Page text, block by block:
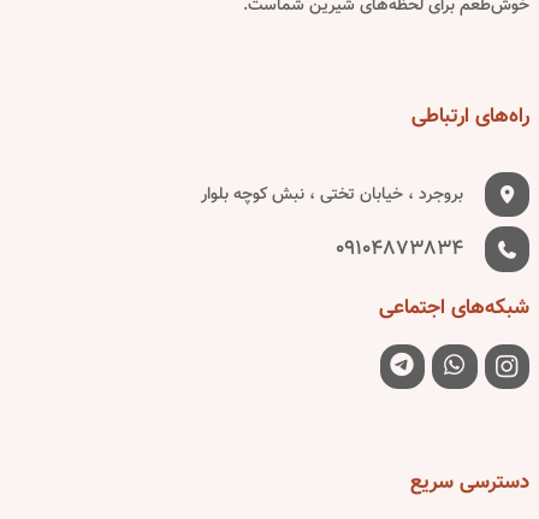
خوش‌طعم برای لحظه‌های شیرین شماست.
راه‌های ارتباطی
بروجرد ، خیابان تختی ، نبش کوچه بلوار
09104873834
شبکه‌های اجتماعی
دسترسیسریع